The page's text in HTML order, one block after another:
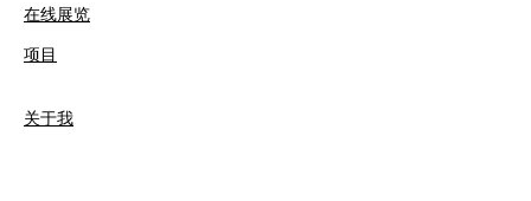
在线展览
项目
关于我